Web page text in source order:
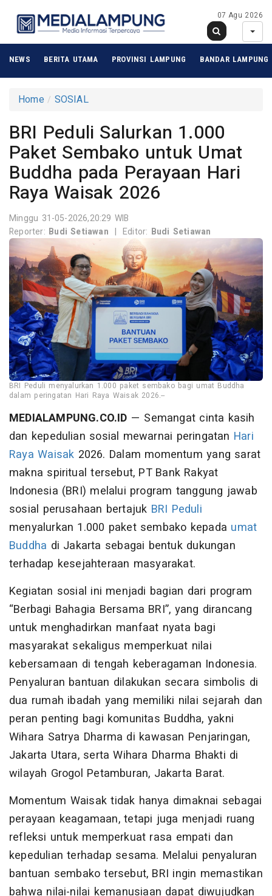
07 Agu 2026
NEWS BERITA UTAMA PROVINSI LAMPUNG BANDAR LAMPUNG
Home SOSIAL
BRI Peduli Salurkan 1.000
Paket Sembako untuk Umat
Buddha pada Perayaan Hari
Raya Waisak 2026
Minggu 31-05-2026,20:29 WIB
Reporter: Budi Setiawan | Editor: Budi Setiawan
BRI Peduli menyalurkan 1.000 paket sembako bagi umat Buddha
dalam peringatan Hari Raya Waisak 2026.--
MEDIALAMPUNG.CO.ID — Semangat cinta kasih
dan kepedulian sosial mewarnai peringatan Hari
Raya Waisak 2026. Dalam momentum yang sarat
makna spiritual tersebut, PT Bank Rakyat
Indonesia (BRI) melalui program tanggung jawab
sosial perusahaan bertajuk BRI Peduli
menyalurkan 1.000 paket sembako kepada umat
Buddha di Jakarta sebagai bentuk dukungan
terhadap kesejahteraan masyarakat.
Kegiatan sosial ini menjadi bagian dari program
“Berbagi Bahagia Bersama BRI”, yang dirancang
untuk menghadirkan manfaat nyata bagi
masyarakat sekaligus memperkuat nilai
kebersamaan di tengah keberagaman Indonesia.
Penyaluran bantuan dilakukan secara simbolis di
dua rumah ibadah yang memiliki nilai sejarah dan
peran penting bagi komunitas Buddha, yakni
Wihara Satrya Dharma di kawasan Penjaringan,
Jakarta Utara, serta Wihara Dharma Bhakti di
wilayah Grogol Petamburan, Jakarta Barat.
Momentum Waisak tidak hanya dimaknai sebagai
perayaan keagamaan, tetapi juga menjadi ruang
refleksi untuk memperkuat rasa empati dan
kepedulian terhadap sesama. Melalui penyaluran
bantuan sembako tersebut, BRI ingin memastikan
bahwa nilai-nilai kemanusiaan dapat diwujudkan